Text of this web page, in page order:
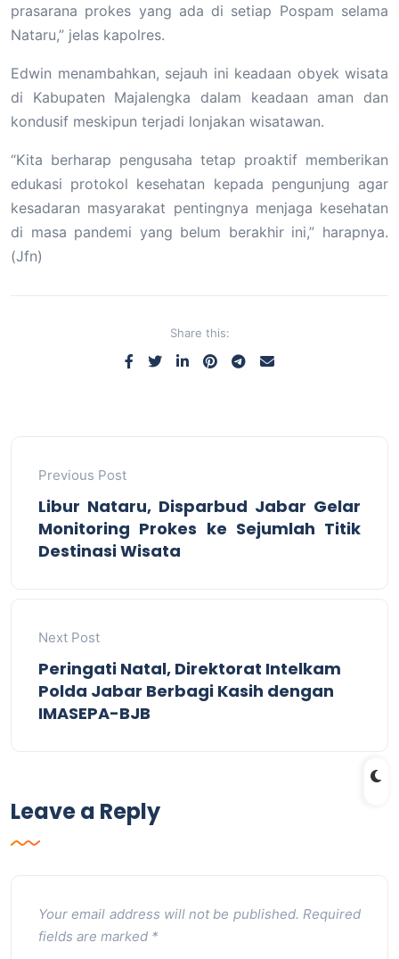
prasarana prokes yang ada di setiap Pospam selama
Nataru,” jelas kapolres.
Edwin menambahkan, sejauh ini keadaan obyek wisata
di Kabupaten Majalengka dalam keadaan aman dan
kondusif meskipun terjadi lonjakan wisatawan.
“Kita berharap pengusaha tetap proaktif memberikan
edukasi protokol kesehatan kepada pengunjung agar
kesadaran masyarakat pentingnya menjaga kesehatan
di masa pandemi yang belum berakhir ini,” harapnya.
(Jfn)
Share this:
Previous Post
Libur Nataru, Disparbud Jabar Gelar
Monitoring Prokes ke Sejumlah Titik
Destinasi Wisata
Next Post
Peringati Natal, Direktorat Intelkam
Polda Jabar Berbagi Kasih dengan
IMASEPA-BJB
Leave a Reply
Your email address will not be published. Required
fields are marked *